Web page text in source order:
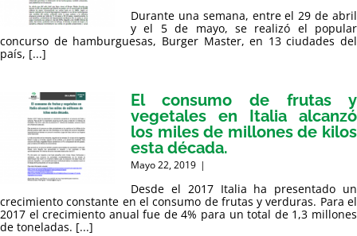
Durante una semana, entre el 29 de abril
y el 5 de mayo, se realizó el popular
concurso de hamburguesas, Burger Master, en 13 ciudades del
país, [...]
El consumo de frutas y
vegetales en Italia alcanzó
los miles de millones de kilos
esta década.
Mayo 22, 2019 |
Desde el 2017 Italia ha presentado un
crecimiento constante en el consumo de frutas y verduras. Para el
2017 el crecimiento anual fue de 4% para un total de 1,3 millones
de toneladas. [...]